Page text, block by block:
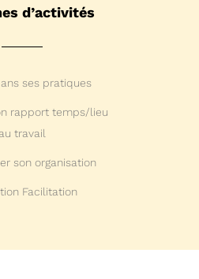
d’activités
ses pratiques
rapport temps/lieu
travail
son organisation
Facilitation